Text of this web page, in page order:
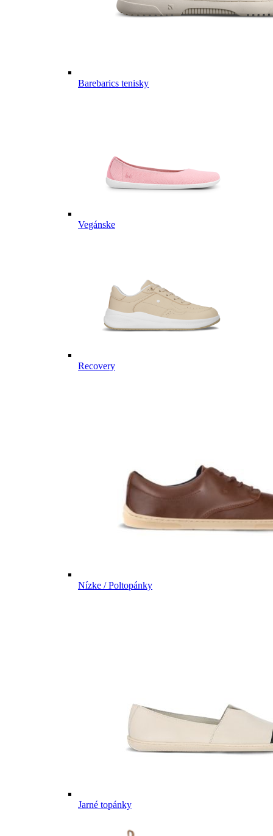
Barebarics tenisky
Vegánske
Recovery
Nízke / Poltopánky
Jarné topánky